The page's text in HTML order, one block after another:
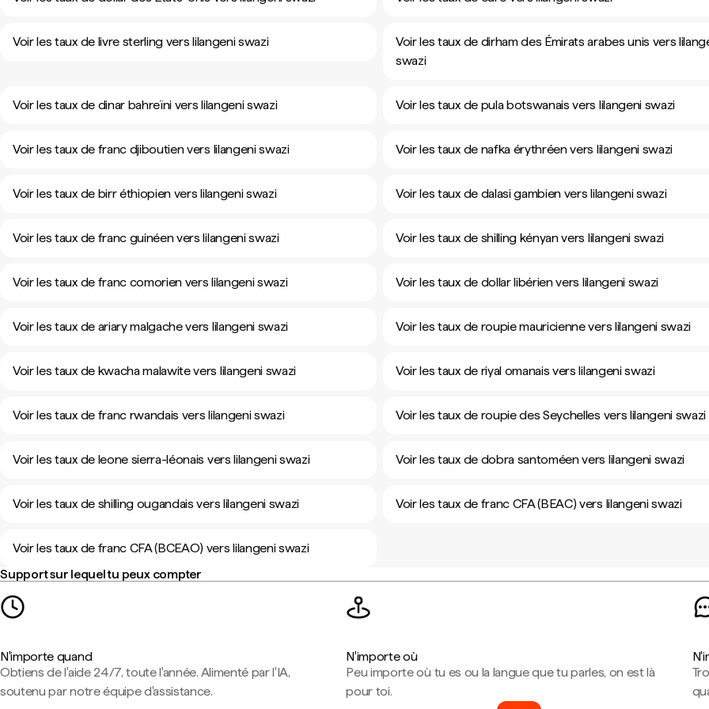
Voir les taux de livre sterling vers lilangeni swazi
Voir les taux de dirham des Émirats arabes unis vers
swazi
Voir les taux de dinar bahreïni vers lilangeni swazi Voir les taux de pula botswanais vers lilangeni swazi
Voir les taux de franc djiboutien vers lilangeni swazi Voir les taux de nafka érythréen vers lilangeni swazi
Voir les taux de birr éthiopien vers lilangeni swazi Voir les taux de dalasi gambien vers lilangeni swazi
Voir les taux de franc guinéen vers lilangeni swazi Voir les taux de shilling kényan vers lilangeni swazi
Voir les taux de franc comorien vers lilangeni swazi Voir les taux de dollar libérien vers lilangeni swazi
Voir les taux de ariary malgache vers lilangeni swazi Voir les taux de roupie mauricienne vers lilangeni swazi
Voir les taux de kwacha malawite vers lilangeni swazi Voir les taux de riyal omanais vers lilangeni swazi
Voir les taux de franc rwandais vers lilangeni swazi Voir les taux de roupie des Seychelles vers lilangeni swazi
Voir les taux de leone sierra-léonais vers lilangeni swazi Voir les taux de dobra santoméen vers lilangeni swazi
Voir les taux de shilling ougandais vers lilangeni swazi Voir les taux de franc CFA (BEAC) vers lilangeni swazi
Voir les taux de franc CFA (BCEAO) vers lilangeni swazi
Support sur lequel tu peux compter
N'importe quand
Obtiens de l'aide 24/7, toute l'année. Alimenté par l'IA,
soutenu par notre équipe d'assistance.
N'importe où
Peu importe où tu es ou la langue que tu parles, on est là
pour toi.